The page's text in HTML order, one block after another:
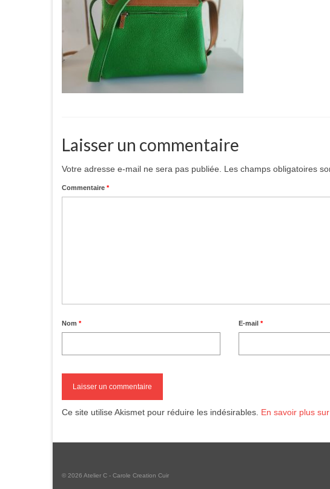
Laisser un commentaire
Votre adresse e-mail ne sera pas publiée. Les champs obligatoires
Commentaire *
Nom * E-mail*
Ce site utilise Akismet pour réduire les indésirables. En savoir plus
© 2026 Atelier C - Carole Creation Cuir